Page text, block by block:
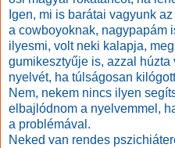
Igen, mi is barátai vagyunk
a cowboyoknak, nagypapám
ilyesmi, volt neki kalapja,
gumikesztyűje is, azzal húzta
nyelvét, ha túlságosan
Nem, nekem nincs ilyen
elbajlódnom a nyelvemmel,
a problémával.
Neked van rendes